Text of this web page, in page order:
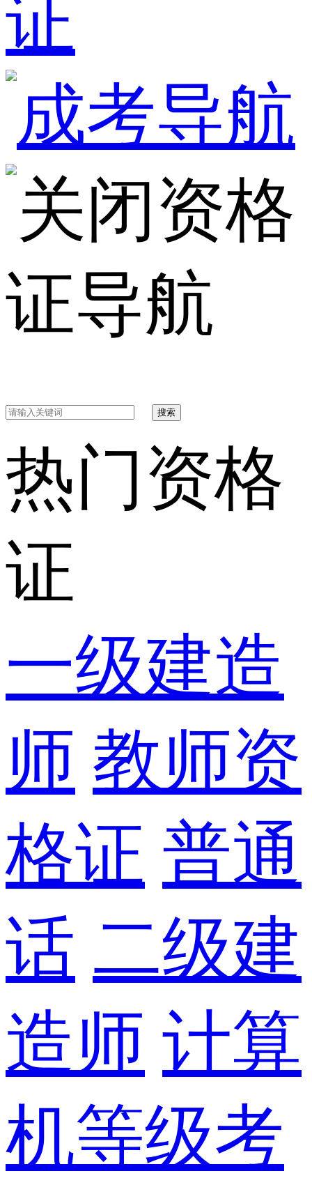
证
资格
证导航
搜索
热门资格
证
一级建造
师 教师资
格证 普通
话 二级建
造师 计算
机等级考